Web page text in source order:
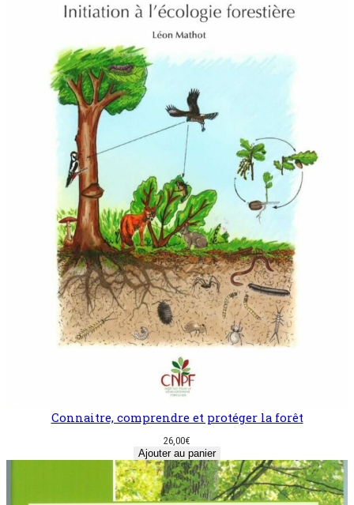
Connaitre, comprendre et protéger la forêt
26,00€
Ajouter au panier